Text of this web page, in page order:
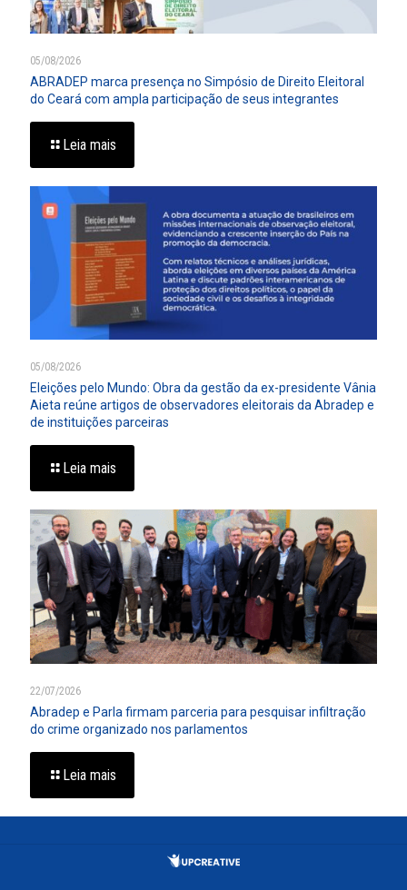
05/08/2026
ABRADEP marca presença no Simpósio de Direito Eleitoral
do Ceará com ampla participação de seus integrantes
Leia mais
05/08/2026
Eleições pelo Mundo: Obra da gestão da ex-presidente Vânia
Aieta reúne artigos de observadores eleitorais da Abradep e
de instituições parceiras
Leia mais
22/07/2026
Abradep e Parla firmam parceria para pesquisar infiltração
do crime organizado nos parlamentos
Leia mais